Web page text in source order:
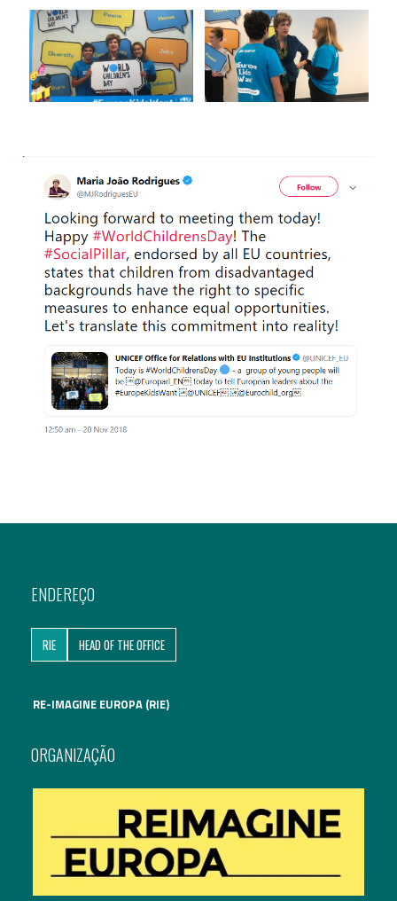
ENDEREÇO
RIE HEAD OF THE OFFICE
RE-IMAGINE EUROPA (RIE)
ORGANIZAÇÃO